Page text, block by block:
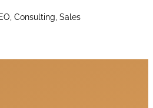
Consulting, Sales